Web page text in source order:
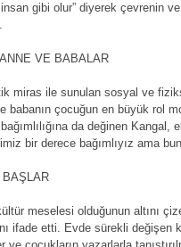
gibi olur” diyerek çevrenin
VE BABALAR
miras ile sunulan sosyal ve
babanın çocuğun en büyük rol
da değinen Kangal,
bir derece bağımlıyız ama
BAŞLAR
meselesi olduğunun altını
ifade etti. Evde sürekli